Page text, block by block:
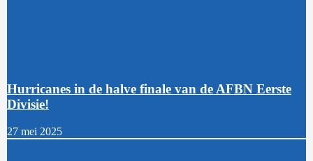
Hurricanes in de halve finale van de AFBN Eerste
Divisie!
27 mei 2025